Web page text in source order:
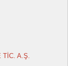
A.Ş.